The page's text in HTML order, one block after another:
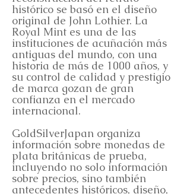
histórico se basó en el diseño
original de John Lothier. La
Royal Mint es una de las
instituciones de acuñación más
antiguas del mundo, con una
historia de más de 1000 años, y
su control de calidad y prestigio
de marca gozan de gran
confianza en el mercado
internacional.
GoldSilverJapan organiza
información sobre monedas de
plata británicas de prueba,
incluyendo no solo información
sobre precios, sino también
antecedentes históricos, diseño,